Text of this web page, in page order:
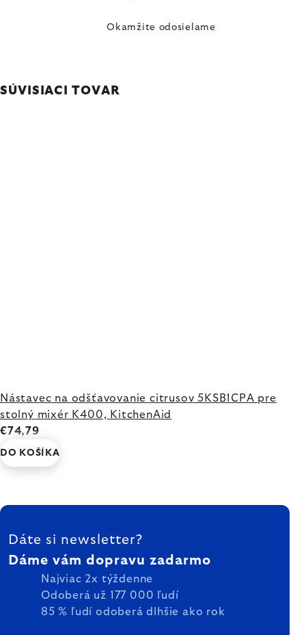
Okamžite odosielame
SÚVISIACI TOVAR
Nástavec na odšťavovanie citrusov 5KSB1CPA pre
stolný mixér K400, KitchenAid
€74,79
DO KOŠÍKA
ZÁPÄTIE
Dáte si newsletter?
Dáme vám dopravu zadarmo
Najviac 2x týždenne
Odoberá už 177 000 ľudí
85 % ľudí odoberá dlhšie ako rok